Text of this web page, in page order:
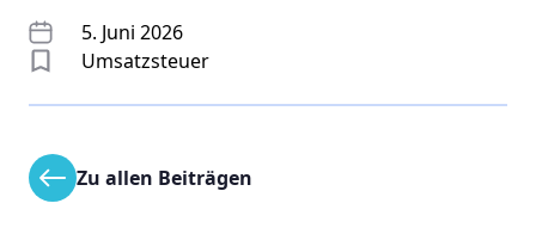
5. Juni 2026
Umsatzsteuer
Zu allen Beiträgen